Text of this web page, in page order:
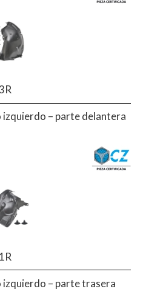
– parte delantera
– parte trasera